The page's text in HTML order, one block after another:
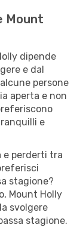
Mount
dipende
e dal
persone
aperta e non
e
e perderti tra
stagione?
Mount Holly
svolgere
stagione.